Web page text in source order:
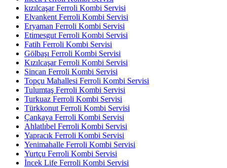
kızılcaşar Ferroli Kombi Servisi
Elvankent Ferroli Kombi Servisi
Eryaman Ferroli Kombi Servisi
Etimesgut Ferroli Kombi Servisi
Fatih Ferroli Kombi Servisi
Gölbaşı Ferroli Kombi Servisi
Kızılcaşar Ferroli Kombi Servisi
Sincan Ferroli Kombi Servisi
Topçu Mahallesi Ferroli Kombi Servisi
Tulumtaş Ferroli Kombi Servisi
Turkuaz Ferroli Kombi Servisi
Türkkonut Ferroli Kombi Servisi
Çankaya Ferroli Kombi Servisi
Ahlatlıbel Ferroli Kombi Servisi
Yapracık Ferroli Kombi Servisi
Yenimahalle Ferroli Kombi Servisi
Yurtçu Ferroli Kombi Servisi
İncek Life Ferroli Kombi Servisi